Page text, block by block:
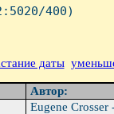
400)
даты
Автор:
Eugene Crosser